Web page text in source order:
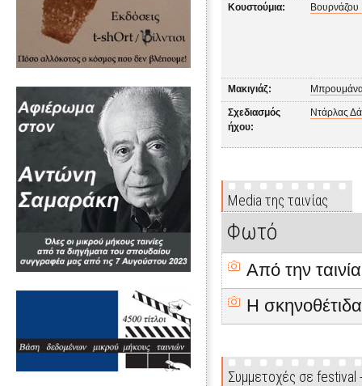
Κουστούμια: Βουρνάζου
Μακιγιάζ:
Σχεδιασμός
ήχου:
Ντάρλας
Media της ταινίας
Φωτό
Από την ταινία
Η σκηνοθέτιδα
Συμμετοχές σε